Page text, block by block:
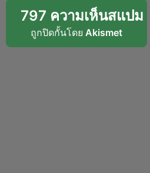
797 ความเห็นสแปม
ถูกปิดกั้นโดย Akismet